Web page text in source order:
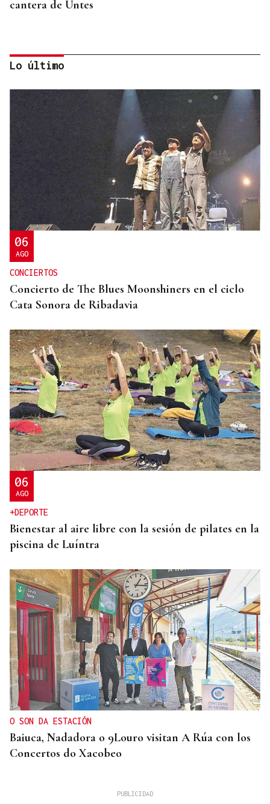
cantera de Untes
ENTREVISTA
Jorge Vázquez: "Nuestro objetivo a 2028 es crecer
creando valor para el accionista y para el equipo
que lo hace posible"
Lo último
06
AGO
CONCIERTOS
Concierto de The Blues Moonshiners en el ciclo
Cata Sonora de Ribadavia
06
AGO
+DEPORTE
Bienestar al aire libre con la sesión de pilates en la
piscina de Luíntra
O SON DA ESTACIÓN
Baiuca, Nadadora o 9Louro visitan A Rúa con los
Concertos do Xacobeo